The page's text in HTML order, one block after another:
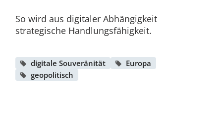
So wird aus digitaler Abhängigkeit
strategische Handlungsfähigkeit.
digitale Souveränität
Europa
geopolitisch